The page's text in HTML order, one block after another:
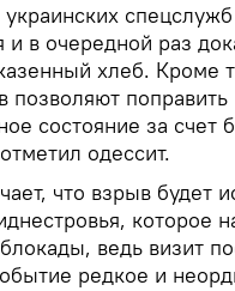
и в очередной раз
хлеб. Кроме
позволяют поправить
состояние за счет
одессит.
что взрыв будет
которое
ведь визит
редкое и